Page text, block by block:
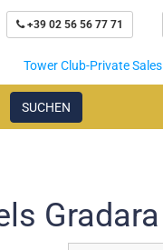
+39 02 56 56 77 71
Tower Club-Private Sales
SUCHEN
Gradara